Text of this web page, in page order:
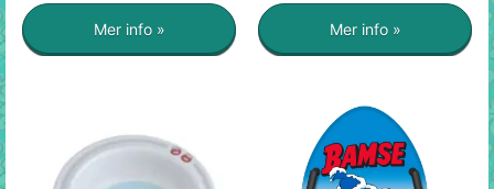
Mer info » Mer info »